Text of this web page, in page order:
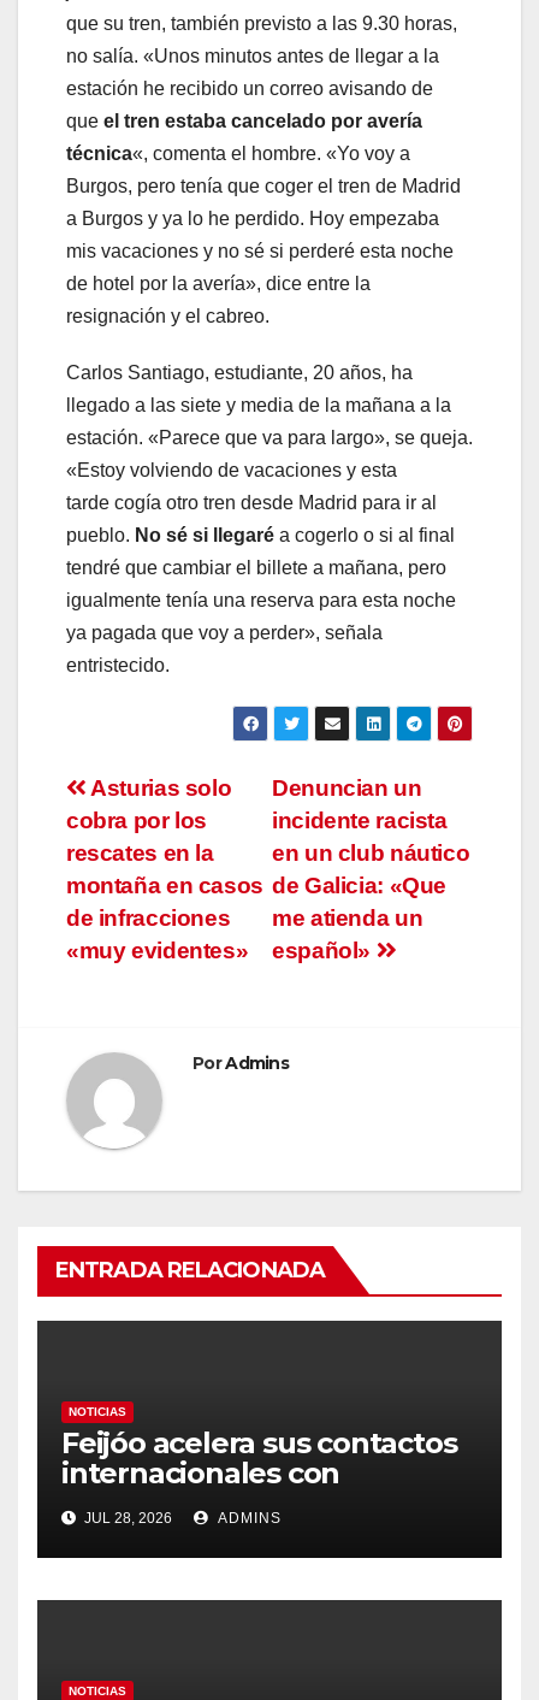
que su tren, también previsto a las 9.30 horas,
no salía. «Unos minutos antes de llegar a la
estación he recibido un correo avisando de
que el tren estaba cancelado por avería
técnica«, comenta el hombre. «Yo voy a
Burgos, pero tenía que coger el tren de Madrid
a Burgos y ya lo he perdido. Hoy empezaba
mis vacaciones y no sé si perderé esta noche
de hotel por la avería», dice entre la
resignación y el cabreo.
Carlos Santiago, estudiante, 20 años, ha
llegado a las siete y media de la mañana a la
estación. «Parece que va para largo», se queja.
«Estoy volviendo de vacaciones y esta
tarde cogía otro tren desde Madrid para ir al
pueblo. No sé si llegaré a cogerlo o si al final
tendré que cambiar el billete a mañana, pero
igualmente tenía una reserva para esta noche
ya pagada que voy a perder», señala
entristecido.
Navegación
de
entradas
Denuncian un
incidente racista
en un club náutico
de Galicia: «Que
me atienda un
español»
Asturias solo
cobra por los
rescates en la
montaña en casos
de infracciones
«muy evidentes»
PorAdmins
ENTRADA RELACIONADA
NOTICIAS
Feijóo acelera sus contactos
internacionales con
Latinoamérica como socio
prioritario en su agenda de
gobierno
JUL 28, 2026 ADMINS
NOTICIAS